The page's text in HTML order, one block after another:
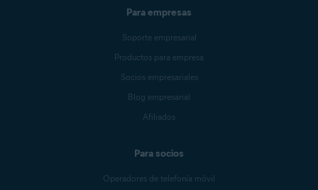
Para empresas
Soporte empresarial
Productos para empresa
Socios empresariales
Blog empresarial
Afiliados
Para socios
Operadores de telefonía móvil